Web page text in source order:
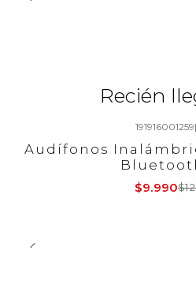
Recién
-23%OFF
191916001259|
Audífonos
$9.990